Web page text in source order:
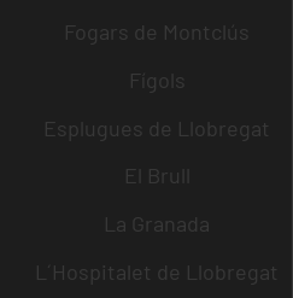
Fogars de Montclús
Fígols
Esplugues de Llobregat
El Brull
La Granada
L´Hospitalet de Llobregat